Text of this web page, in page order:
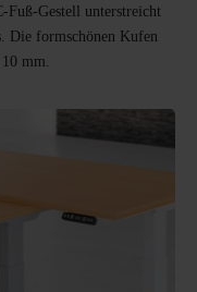
Fuß-Gestell unterstreicht
Die formschönen Kufen
mm.